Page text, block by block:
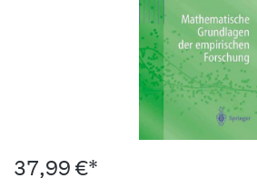
37,99 €*